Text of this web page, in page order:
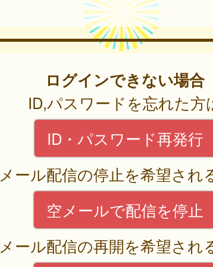
ログインできない場合
ID,パスワードを忘れた方
ID・パスワード再発行
メール配信の停止を希望され
空メールで配信を停止
メール配信の再開を希望され